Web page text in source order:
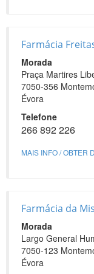
Farmácia
Morada
Praça Martires
7050-356
Évora
Telefone
266 892 226
MAIS INFO / OBTER
Farmácia da
Morada
Largo General
7050-123
Évora